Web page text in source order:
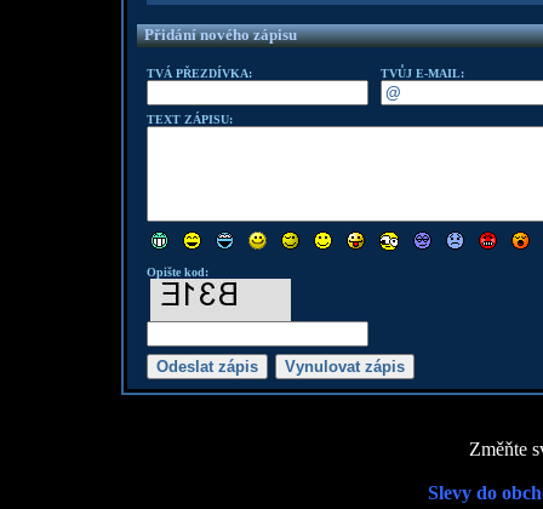
Přidání nového zápisu
TVÁ PŘEZDÍVKA: TVŮJ E-MAIL:
TEXT ZÁPISU:
Opište kod:
Změňte
Slevy do